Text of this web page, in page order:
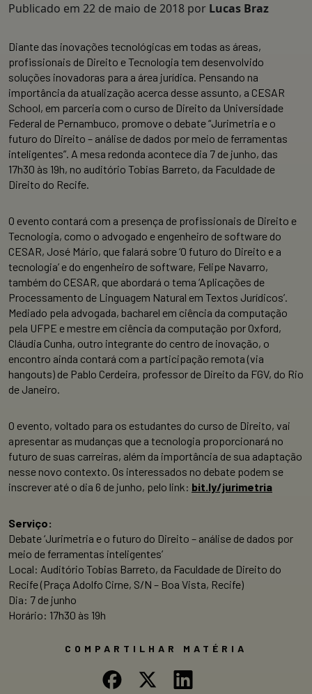
Publicado em 22 de maio de 2018 por Lucas Braz
Diante das inovações tecnológicas em todas as áreas,
profissionais de Direito e Tecnologia tem desenvolvido
soluções inovadoras para a área jurídica. Pensando na
importância da atualização acerca desse assunto, a CESAR
School, em parceria com o curso de Direito da Universidade
Federal de Pernambuco, promove o debate “Jurimetria e o
futuro do Direito – análise de dados por meio de ferramentas
inteligentes”. A mesa redonda acontece dia 7 de junho, das
17h30 às 19h, no auditório Tobias Barreto, da Faculdade de
Direito do Recife.
O evento contará com a presença de profissionais de Direito e
Tecnologia, como o advogado e engenheiro de software do
CESAR, José Mário, que falará sobre ‘O futuro do Direito e a
tecnologia’ e do engenheiro de software, Felipe Navarro,
também do CESAR, que abordará o tema ‘Aplicações de
Processamento de Linguagem Natural em Textos Jurídicos’.
Mediado pela advogada, bacharel em ciência da computação
pela UFPE e mestre em ciência da computação por Oxford,
Cláudia Cunha, outro integrante do centro de inovação, o
encontro ainda contará com a participação remota (via
hangouts) de Pablo Cerdeira, professor de Direito da FGV, do Rio
de Janeiro.
O evento, voltado para os estudantes do curso de Direito, vai
apresentar as mudanças que a tecnologia proporcionará no
futuro de suas carreiras, além da importância de sua adaptação
nesse novo contexto. Os interessados no debate podem se
inscrever até o dia 6 de junho, pelo link: bit.ly/jurimetria
Serviço:
Debate ‘Jurimetria e o futuro do Direito – análise de dados por
meio de ferramentas inteligentes’
Local: Auditório Tobias Barreto, da Faculdade de Direito do
Recife (Praça Adolfo Cirne, S/N – Boa Vista, Recife)
Dia: 7 de junho
Horário: 17h30 às 19h
COMPARTILHAR MATÉRIA